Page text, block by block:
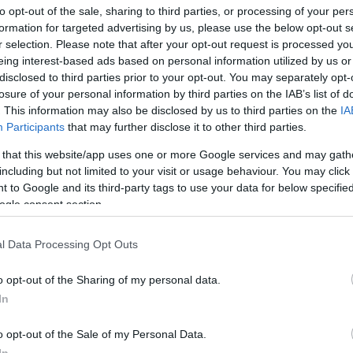
opt-out of the sale, sharing to third parties, or processing of your
for targeted advertising by us, please use the below opt-out
selection. Please note that after your opt-out request is processed
interest-based ads based on personal information utilized by us
to third parties prior to your opt-out. You may separately
of your personal information by third parties on the IAB’s list of
This information may also be disclosed by us to third parties on the
Participants that may further disclose it to other third parties.
that this website/app uses one or more Google services and may
but not limited to your visit or usage behaviour. You may
to Google and its third-party tags to use your data for below
consent section.
Data Processing Opt Outs
opt-out of the Sharing of my personal data.
opt-out of the Sale of my Personal Data.
Egyik a tudatos izomerősítésen, másik a
a test regenerációját, hogy újra
ereje
változtatja meg, ahogy a testünket
hogy átmozgatjuk a fájós hátat vagy a
összetettebb – újraépítjük azt a belső
hoz minket.
a gyógytornász alaposan feltérképezi a
alapján állít össze egy olyan
épül.
– például sérülések, műtétek után
Ülőmunkát végzők körében is jól bevált,